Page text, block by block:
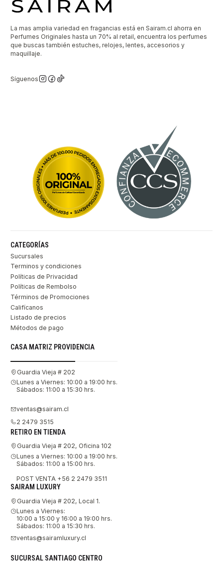
La mas amplia variedad en fragancias está en Sairam.cl ahorra en
Perfumes Originales hasta un 70% al retail, encuentra los perfumes
que buscas también estuches, relojes, lentes, accesorios y
maquillaje.
Síguenos
CATEGORÍAS
Sucursales
Terminos y condiciones
Políticas de Privacidad
Políticas de Rembolso
Términos de Promociones
Califícanos
Listado de precios
Métodos de pago
CASA MATRIZ PROVIDENCIA
Guardia Vieja # 202
Lunes a Viernes: 10:00 a 19:00 hrs.
Sábados: 11:00 a 15:30 hrs.
ventas@sairam.cl
2 2479 3515
RETIRO EN TIENDA
Guardia Vieja # 202, Oficina 102
Lunes a Viernes: 10:00 a 19:00 hrs.
Sábados: 11:00 a 15:00 hrs.
POST VENTA +56 2 2479 3511
SAIRAM LUXURY
Guardia Vieja # 202, Local 1.
Lunes a Viernes:
10:00 a 15:00 y 16:00 a 19:00 hrs.
Sábados: 11:00 a 15:30 hrs.
ventas@sairamluxury.cl
SUCURSAL SANTIAGO CENTRO